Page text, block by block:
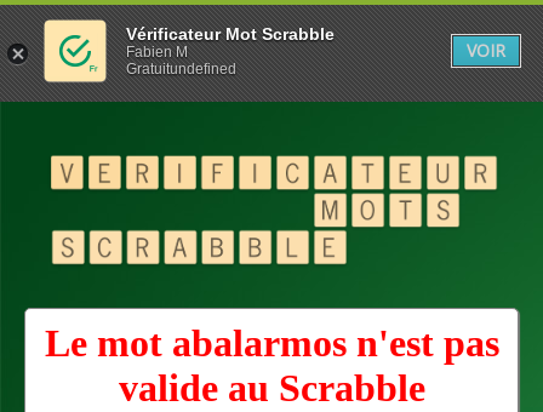
Le mot abalarmos n'est pas
valide au Scrabble
Vérificateur Mot Scrabble
Fabien M
Gratuitundefined
VOIR